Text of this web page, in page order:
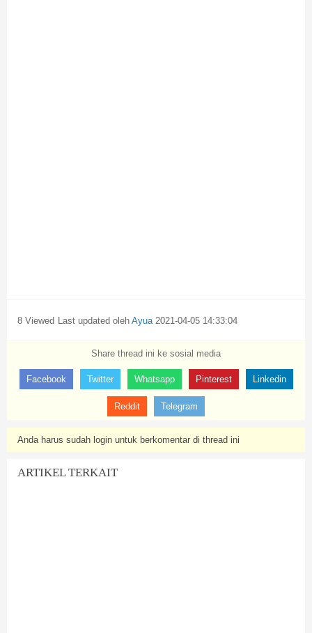
8 Viewed Last updated oleh Ayua 2021-04-05 14:33:04
Share thread ini ke sosial media
Facebook Twitter Whatsapp Pinterest Linkedin
Reddit Telegram
Anda harus sudah login untuk berkomentar di thread ini
ARTIKEL TERKAIT